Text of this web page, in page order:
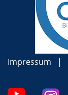
Impressum